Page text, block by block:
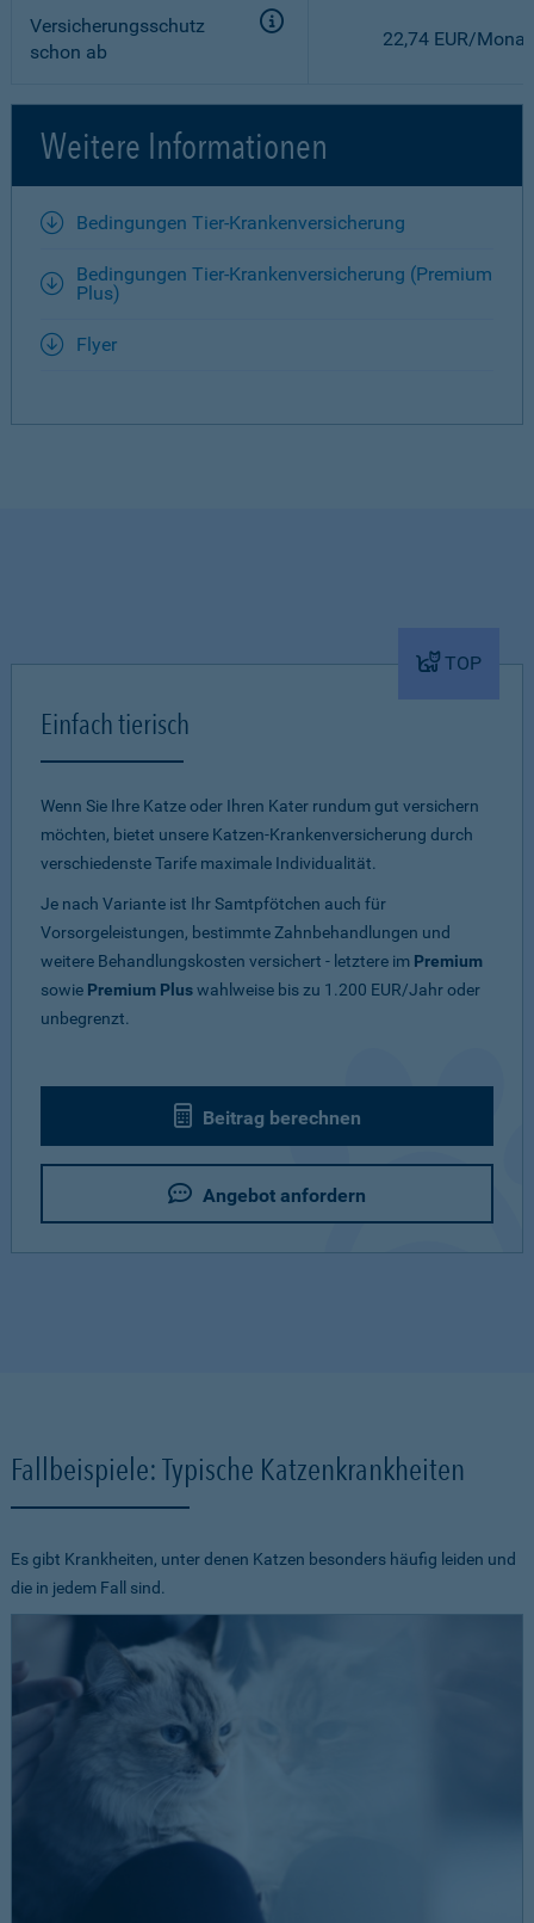
Versicherungsschutz
schon ab
22,74 EUR/Monat
Weitere Informationen
Bedingungen Tier-Krankenversicherung
Bedingungen Tier-Krankenversicherung (Premium
Plus)
Flyer
TOP
Einfach tierisch
Wenn Sie Ihre Katze oder Ihren Kater rundum gut versichern
möchten, bietet unsere Katzen-Krankenversicherung durch
verschiedenste Tarife maximale Individualität.
Je nach Variante ist Ihr Samtpfötchen auch für
Vorsorgeleistungen, bestimmte Zahnbehandlungen und
weitere Behandlungskosten versichert - letztere im Premium
sowie Premium Pluswahlweise bis zu 1.200 EUR/Jahr oder
unbegrenzt.
Beitrag berechnen
Angebot anfordern
Fallbeispiele: Typische Katzenkrankheiten
Es gibt Krankheiten, unter denen Katzen besonders häufig leiden und
die in jedem Fall sind.